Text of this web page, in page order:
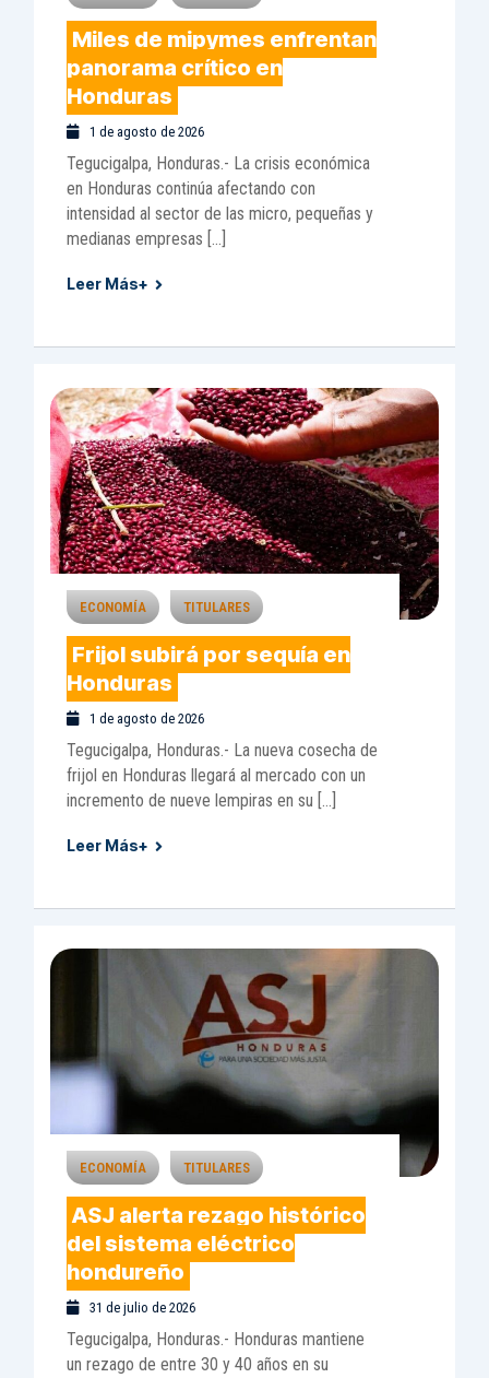
Miles de mipymes enfrentan
panorama crítico en
Honduras
1 de agosto de 2026
Tegucigalpa, Honduras.- La crisis económica
en Honduras continúa afectando con
intensidad al sector de las micro, pequeñas y
medianas empresas […]
Leer Más+
ECONOMÍA TITULARES
Frijol subirá por sequía en
Honduras
1 de agosto de 2026
Tegucigalpa, Honduras.- La nueva cosecha de
frijol en Honduras llegará al mercado con un
incremento de nueve lempiras en su […]
Leer Más+
ECONOMÍA TITULARES
ASJ alerta rezago histórico
del sistema eléctrico
hondureño
31 de julio de 2026
Tegucigalpa, Honduras.- Honduras mantiene
un rezago de entre 30 y 40 años en su